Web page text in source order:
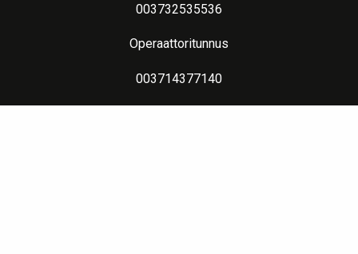
003732535536
Operaattoritunnus
003714377140